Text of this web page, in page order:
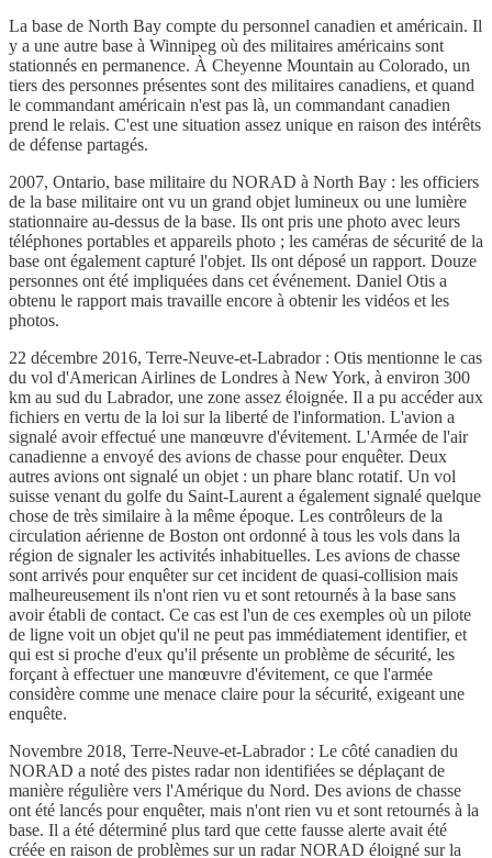
La base de North Bay compte du personnel canadien et américain. Il
y a une autre base à Winnipeg où des militaires américains sont
stationnés en permanence. À Cheyenne Mountain au Colorado, un
tiers des personnes présentes sont des militaires canadiens, et quand
le commandant américain n'est pas là, un commandant canadien
prend le relais. C'est une situation assez unique en raison des intérêts
de défense partagés.
2007, Ontario, base militaire du NORAD à North Bay : les officiers
de la base militaire ont vu un grand objet lumineux ou une lumière
stationnaire au-dessus de la base. Ils ont pris une photo avec leurs
téléphones portables et appareils photo ; les caméras de sécurité de la
base ont également capturé l'objet. Ils ont déposé un rapport. Douze
personnes ont été impliquées dans cet événement. Daniel Otis a
obtenu le rapport mais travaille encore à obtenir les vidéos et les
photos.
22 décembre 2016, Terre-Neuve-et-Labrador : Otis mentionne le cas
du vol d'American Airlines de Londres à New York, à environ 300
km au sud du Labrador, une zone assez éloignée. Il a pu accéder aux
fichiers en vertu de la loi sur la liberté de l'information. L'avion a
signalé avoir effectué une manœuvre d'évitement. L'Armée de l'air
canadienne a envoyé des avions de chasse pour enquêter. Deux
autres avions ont signalé un objet : un phare blanc rotatif. Un vol
suisse venant du golfe du Saint-Laurent a également signalé quelque
chose de très similaire à la même époque. Les contrôleurs de la
circulation aérienne de Boston ont ordonné à tous les vols dans la
région de signaler les activités inhabituelles. Les avions de chasse
sont arrivés pour enquêter sur cet incident de quasi-collision mais
malheureusement ils n'ont rien vu et sont retournés à la base sans
avoir établi de contact. Ce cas est l'un de ces exemples où un pilote
de ligne voit un objet qu'il ne peut pas immédiatement identifier, et
qui est si proche d'eux qu'il présente un problème de sécurité, les
forçant à effectuer une manœuvre d'évitement, ce que l'armée
considère comme une menace claire pour la sécurité, exigeant une
enquête.
Novembre 2018, Terre-Neuve-et-Labrador : Le côté canadien du
NORAD a noté des pistes radar non identifiées se déplaçant de
manière régulière vers l'Amérique du Nord. Des avions de chasse
ont été lancés pour enquêter, mais n'ont rien vu et sont retournés à la
base. Il a été déterminé plus tard que cette fausse alerte avait été
créée en raison de problèmes sur un radar NORAD éloigné sur la